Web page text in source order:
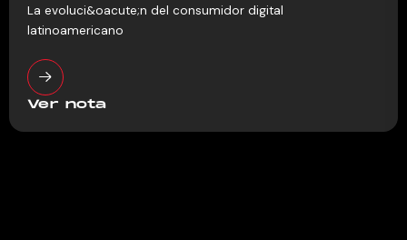
La evoluci&oacute;n del consumidor digital
latinoamericano
Ver nota